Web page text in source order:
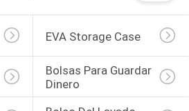
EVA Storage Case
Bolsas Para Guardar
Dinero